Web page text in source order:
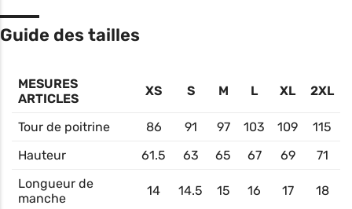
Guide des tailles
MESURES
ARTICLES
XS S M L XL 2XL
Tour de poitrine 86 91 97 103 109
115
Hauteur
61.5 63 65 67 69
71
Longueur de
manche
14 14.5 15 16 17 18